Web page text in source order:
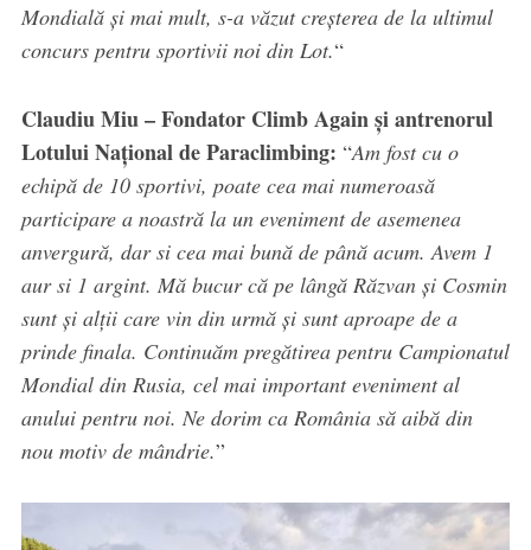
Mondială și mai mult, s-a văzut creșterea de la ultimul
concurs pentru sportivii noi din Lot.“
Claudiu Miu – Fondator Climb Again și antrenorul
Lotului Național de Paraclimbing: “Am fost cu o
echipă de 10 sportivi, poate cea mai numeroasă
participare a noastră la un eveniment de asemenea
anvergură, dar si cea mai bună de până acum. Avem 1
aur si 1 argint. Mă bucur că pe lângă Răzvan și Cosmin
sunt și alții care vin din urmă și sunt aproape de a
prinde finala. Continuăm pregătirea pentru Campionatul
Mondial din Rusia, cel mai important eveniment al
anului pentru noi. Ne dorim ca România să aibă din
nou motiv de mândrie.”